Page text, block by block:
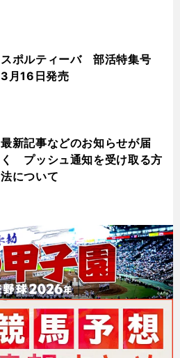
スポルティーバ 部活特集号
3月16日発売
最新記事などのお知らせが届
く プッシュ通知を受け取る方
法について